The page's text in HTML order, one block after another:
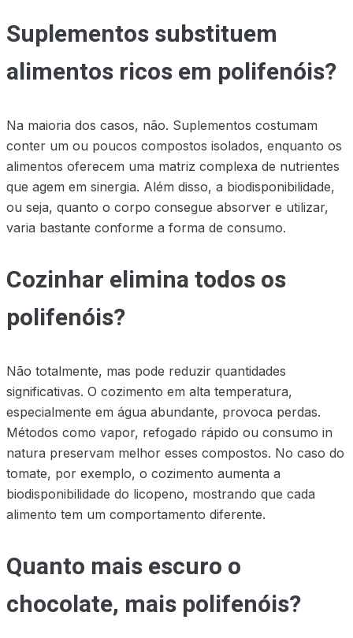
Suplementos substituem
alimentos ricos em polifenóis?
Na maioria dos casos, não. Suplementos costumam
conter um ou poucos compostos isolados, enquanto os
alimentos oferecem uma matriz complexa de nutrientes
que agem em sinergia. Além disso, a biodisponibilidade,
ou seja, quanto o corpo consegue absorver e utilizar,
varia bastante conforme a forma de consumo.
Cozinhar elimina todos os
polifenóis?
Não totalmente, mas pode reduzir quantidades
significativas. O cozimento em alta temperatura,
especialmente em água abundante, provoca perdas.
Métodos como vapor, refogado rápido ou consumo in
natura preservam melhor esses compostos. No caso do
tomate, por exemplo, o cozimento aumenta a
biodisponibilidade do licopeno, mostrando que cada
alimento tem um comportamento diferente.
Quanto mais escuro o
chocolate, mais polifenóis?